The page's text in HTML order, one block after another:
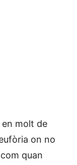
en molt de
on no
quan